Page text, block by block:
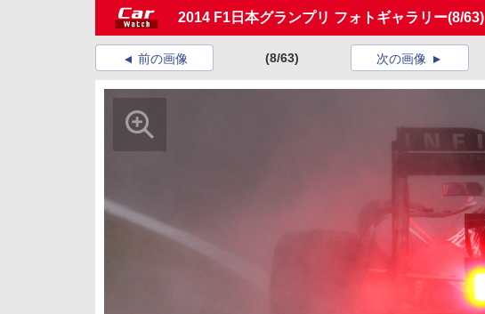
2014 F1日本グランプリ フォトギャラリー(8/63)
前の画像 (8/63) 次の画像